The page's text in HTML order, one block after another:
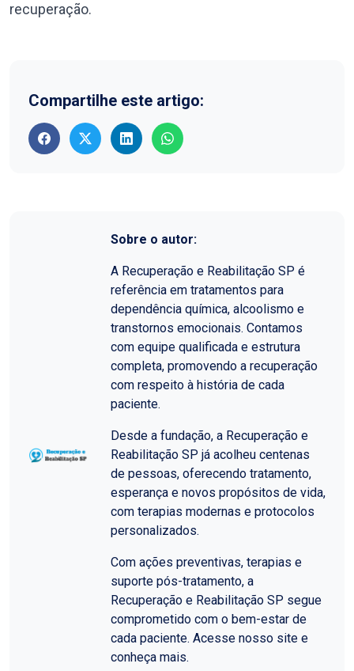
recuperação.
Compartilhe este artigo:
Sobre o autor:
A Recuperação e Reabilitação SP é
referência em tratamentos para
dependência química, alcoolismo e
transtornos emocionais. Contamos
com equipe qualificada e estrutura
completa, promovendo a recuperação
com respeito à história de cada
paciente.
Desde a fundação, a Recuperação e
Reabilitação SP já acolheu centenas
de pessoas, oferecendo tratamento,
esperança e novos propósitos de vida,
com terapias modernas e protocolos
personalizados.
Com ações preventivas, terapias e
suporte pós-tratamento, a
Recuperação e Reabilitação SP segue
comprometido com o bem-estar de
cada paciente. Acesse nosso site e
conheça mais.